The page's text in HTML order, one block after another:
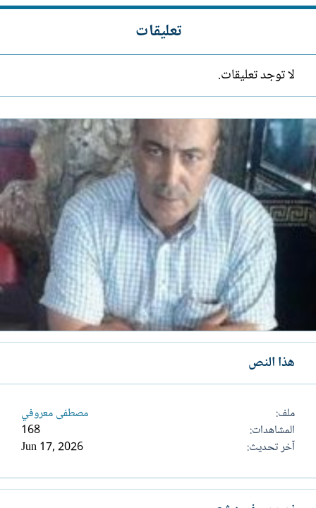
تعليقات
لا توجد تعليقات.
هذا النص
ملف
مصطفى معروفي
المشاهدات
168
آخر تحديث
Jun 17, 2026